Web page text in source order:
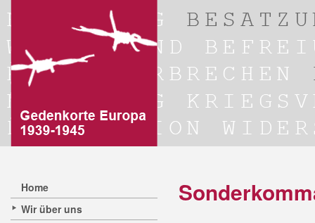
Home
Wir über uns